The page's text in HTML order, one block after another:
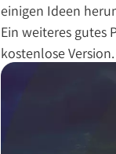
einigen Ideen
Ein weiteres gutes
kostenlose